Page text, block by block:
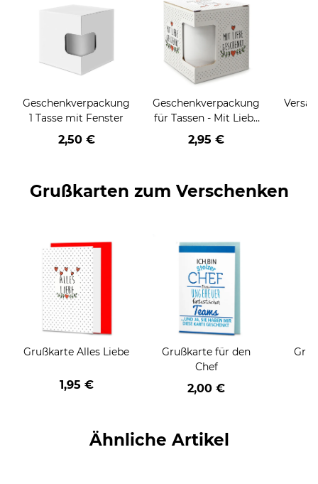
Geschenkverpackung
1 Tasse mit Fenster
2,50 €
Geschenkverpackung
für Tassen - Mit Liebe
geschenkt
2,95 €
Grußkarten zum Verschenken
Grußkarte Alles Liebe
1,95 €
Grußkarte für den
Chef
2,00 €
Ähnliche Artikel